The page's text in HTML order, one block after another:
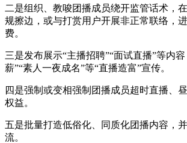
二是组织、教唆团播成员绕开监管话术，
规擦边，或与打赏用户开展非正常联络，
费。
三是发布展示“主播招聘”“面试直播”等内
薪”“素人一夜成名”等“直播造富”宣传。
四是强制或变相强制团播成员超时直播、
权益。
五是批量打造低俗化、同质化团播内容，
流。